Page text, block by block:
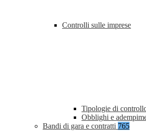
Controlli sulle imprese
Tipologie di
Obblighi e
Bandi di gara e contratti 765